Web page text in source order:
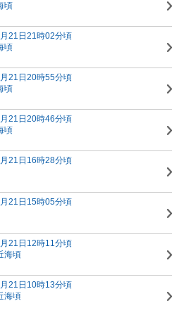
頃
21日21時02分頃
頃
21日20時55分頃
頃
21日20時46分頃
頃
21日16時28分頃
21日15時05分頃
21日12時11分頃
海頃
21日10時13分頃
海頃